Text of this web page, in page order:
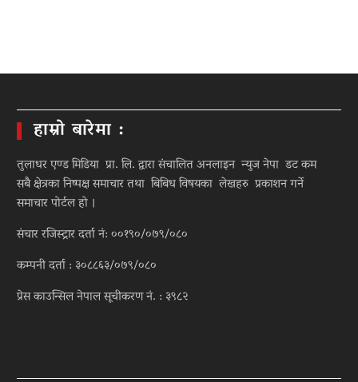
हाम्रो बारेमा :
तुलाधर एण्ड मिडिया प्रा. लि. द्वारा संचालित अनलाइन न्युज नेपा डट कम
सबै क्षेत्रका निष्पक्ष समाचार तथा बिबिध विषयका लेखहरु प्रकाशन गर्ने
समाचार पोर्टल हो ।
संचार रजिस्ट्रार दर्ता नं: ००१९०/०७९/०८०
कम्पनी दर्ता : ३०८८६३/०७९/०८०
प्रेस काउन्सिल नेपाल सूचीकरण नं. : ३९८२